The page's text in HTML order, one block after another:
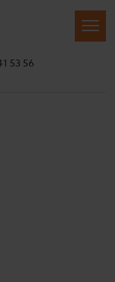
53 56